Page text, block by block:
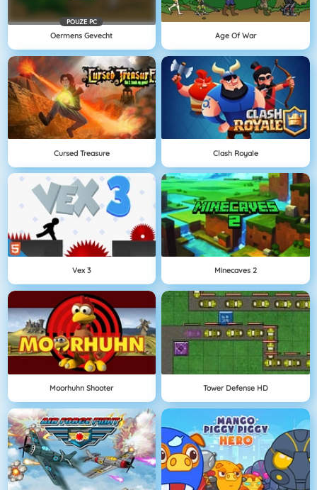
POUZE PC
Oermens Gevecht Age Of War
Cursed Treasure Clash Royale
Vex 3 Minecaves 2
Moorhuhn Shooter Tower Defense HD